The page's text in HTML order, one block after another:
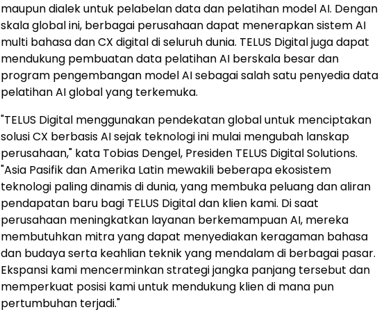
maupun dialek untuk pelabelan data dan pelatihan model AI. Dengan
skala global ini, berbagai perusahaan dapat menerapkan sistem AI
multi bahasa dan CX digital di seluruh dunia. TELUS Digital juga dapat
mendukung pembuatan data pelatihan AI berskala besar dan
program pengembangan model AI sebagai salah satu penyedia data
pelatihan AI global yang terkemuka.
"TELUS Digital menggunakan pendekatan global untuk menciptakan
solusi CX berbasis AI sejak teknologi ini mulai mengubah lanskap
perusahaan," kata Tobias Dengel, Presiden TELUS Digital Solutions.
"Asia Pasifik dan Amerika Latin mewakili beberapa ekosistem
teknologi paling dinamis di dunia, yang membuka peluang dan aliran
pendapatan baru bagi TELUS Digital dan klien kami. Di saat
perusahaan meningkatkan layanan berkemampuan AI, mereka
membutuhkan mitra yang dapat menyediakan keragaman bahasa
dan budaya serta keahlian teknik yang mendalam di berbagai pasar.
Ekspansi kami mencerminkan strategi jangka panjang tersebut dan
memperkuat posisi kami untuk mendukung klien di mana pun
pertumbuhan terjadi."